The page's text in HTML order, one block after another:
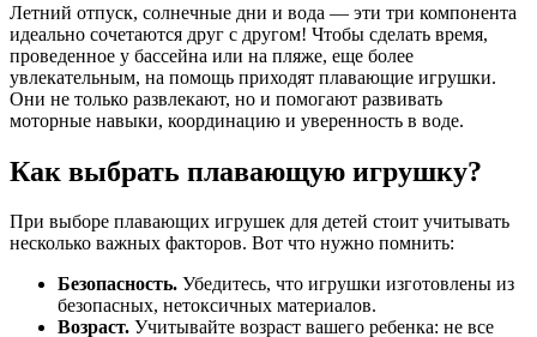
Летний отпуск, солнечные дни и вода — эти три компонента
идеально сочетаются друг с другом! Чтобы сделать время,
проведенное у бассейна или на пляже, еще более
увлекательным, на помощь приходят плавающие игрушки.
Они не только развлекают, но и помогают развивать
моторные навыки, координацию и уверенность в воде.
Как выбрать плавающую игрушку?
При выборе плавающих игрушек для детей стоит учитывать
несколько важных факторов. Вот что нужно помнить:
Безопасность. Убедитесь, что игрушки изготовлены из
безопасных, нетоксичных материалов.
Возраст. Учитывайте возраст вашего ребенка: не все